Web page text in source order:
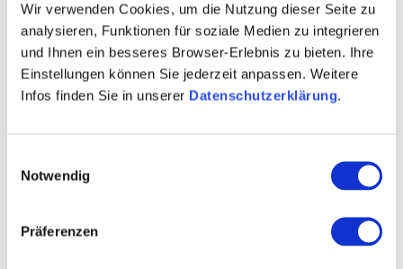
Wir verwenden Cookies, um die Nutzung dieser Seite zu
analysieren, Funktionen für soziale Medien zu integrieren
und Ihnen ein besseres Browser-Erlebnis zu bieten. Ihre
Einstellungen können Sie jederzeit anpassen. Weitere
Infos finden Sie in unserer Datenschutzerklärung.
Notwendig
Präferenzen
Essenheimer Teufelspfad
2021 pinot gris trocken
Groep: Selection Rheinhessen